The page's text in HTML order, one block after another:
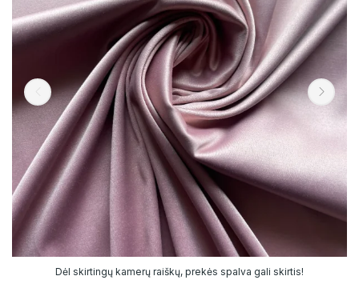
Dėl skirtingų kamerų raiškų, prekės spalva gali skirtis!